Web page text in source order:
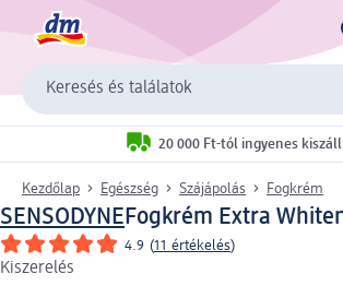
Keresés és találatok
20 000 Ft-tól ingyenes
Kezdőlap Egészség Szájápolás Fogkrém
SENSODYNEFogkrém Extra
4.9 (11 értékelés)
Kiszerelés